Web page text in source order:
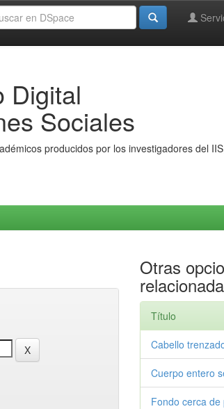
Digital
Sociales
producidos por los investigadores del
Otras
Título
Cabello
Cuerpo entero
Fondo cerca de